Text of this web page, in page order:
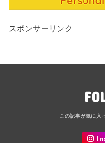
スポンサーリンク